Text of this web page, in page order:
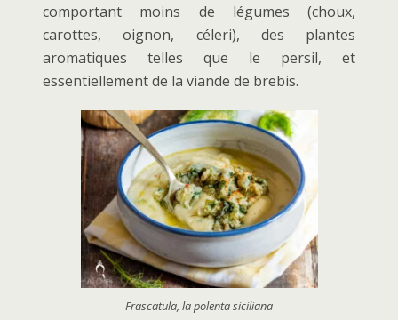
comportant moins de légumes (choux,
carottes, oignon, céleri), des plantes
aromatiques telles que le persil, et
essentiellement de la viande de brebis.
Frascatula, la polenta siciliana